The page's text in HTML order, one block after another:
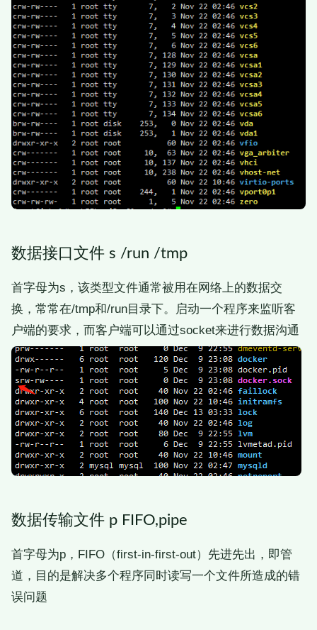
数据接口文件 s /run /tmp
首字母为s，该类型文件通常被用在网络上的数据交
换，常常在/tmp和/run目录下。启动一个程序来监听客
户端的要求，而客户端可以通过socket来进行数据沟通
数据传输文件 p FIFO,pipe
首字母为p，FIFO（first-in-first-out）先进先出，即管
道，目的是解决多个程序同时读写一个文件所造成的错
误问题